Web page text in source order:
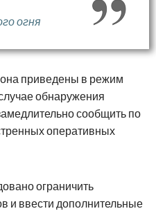
огня
приведены в режим
обнаружения
сообщить по
оперативных
ограничить
и ввести дополнительные